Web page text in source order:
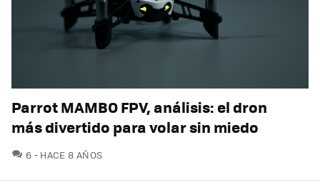
Parrot MAMBO FPV, análisis: el dron
más divertido para volar sin miedo
6 COMENTARIOS
HACE 8 AÑOS